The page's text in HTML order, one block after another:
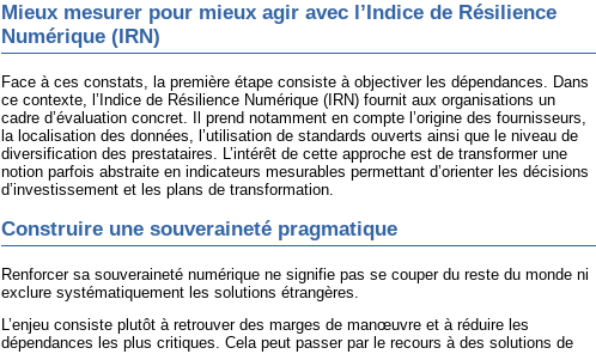
Mieux mesurer pour mieux agir avec l’Indice de Résilience
Numérique (IRN)
Face à ces constats, la première étape consiste à objectiver les dépendances. Dans
ce contexte, l’Indice de Résilience Numérique (IRN) fournit aux organisations un
cadre d’évaluation concret. Il prend notamment en compte l’origine des fournisseurs,
la localisation des données, l’utilisation de standards ouverts ainsi que le niveau de
diversification des prestataires. L’intérêt de cette approche est de transformer une
notion parfois abstraite en indicateurs mesurables permettant d’orienter les décisions
d’investissement et les plans de transformation.
Construire une souveraineté pragmatique
Renforcer sa souveraineté numérique ne signifie pas se couper du reste du monde ni
exclure systématiquement les solutions étrangères.
L’enjeu consiste plutôt à retrouver des marges de manœuvre et à réduire les
dépendances les plus critiques. Cela peut passer par le recours à des solutions de